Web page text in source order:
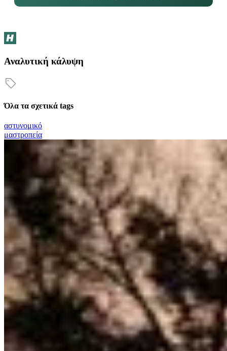
Αναλυτική κάλυψη
Όλα τα σχετικά tags
αστυνομικό
μαστροπεία